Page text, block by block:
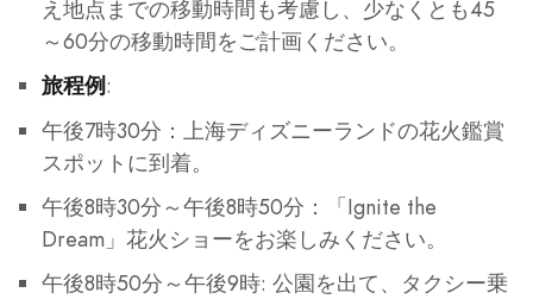
え地点までの移動時間も考慮し、少なくとも45
～60分の移動時間をご計画ください。
旅程例:
午後7時30分：上海ディズニーランドの花火鑑賞
スポットに到着。
午後8時30分～午後8時50分：「Ignite the
Dream」花火ショーをお楽しみください。
午後8時50分～午後9時: 公園を出て、タクシー乗